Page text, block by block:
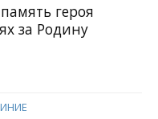
героя
за Родину